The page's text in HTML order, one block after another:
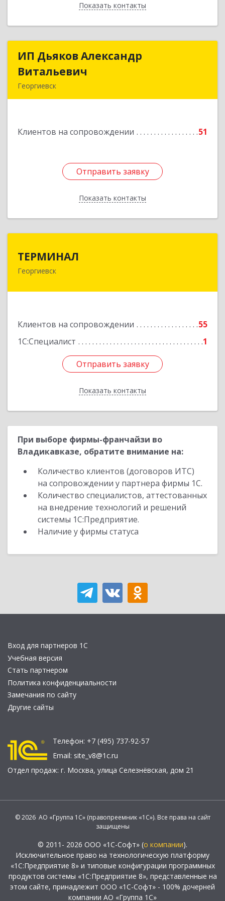
Показать контакты
Назад
ИП Дьяков Александр
Витальевич
Георгиевск
Клиентов на сопровождении 51
Отправить заявку
Показать контакты
ИП Дьяков Александр
Отправить заявку
Назад
ТЕРМИНАЛ
Георгиевск
Клиентов на сопровождении
55
1С:Специалист
1
Отправить заявку
Показать контакты
357820, Ставропольский край, Георгиевск г,
Отправить заявку
Назад
При выборе фирмы-франчайзи во
Владикавказе, обратите внимание на:
Количество клиентов (договоров ИТС)
на сопровождении у партнера фирмы 1С.
Количество специалистов, аттестованных
на внедрение технологий и решений
системы 1С:Предприятие.
Наличие у фирмы статуса
Вход для партнеров 1С
Учебная версия
Стать партнером
Политика конфиденциальности
Замечания по сайту
Другие сайты
Телефон: +7 (495) 737-92-57
Email: site_v8@1c.ru
Отдел продаж: г. Москва, улица Селезнёвская, дом 21
© 2026 АО «Группа 1С» (правопреемник «1С»). Все права на сайт
защищены
© 2011- 2026 ООО «1С-Софт» (о компании).
Исключительное право на технологическую платформу
«1С:Предприятие 8» и типовые конфигурации программных
продуктов системы «1С:Предприятие 8», представленные на
этом сайте, принадлежит ООО «1С-Софт» - 100% дочерней
компании АО «Группа 1С»